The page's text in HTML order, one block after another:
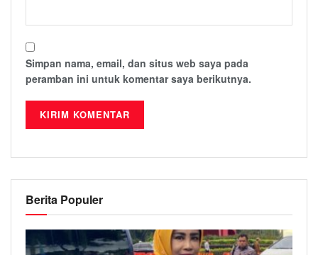
Simpan nama, email, dan situs web saya pada
peramban ini untuk komentar saya berikutnya.
Berita Populer